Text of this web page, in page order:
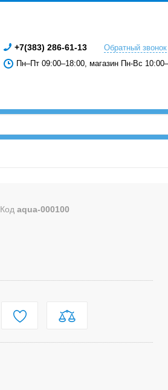
+7(383) 286-61-13
Обратный звонок
Пн–Пт 09:00–18:00, магазин Пн-Вс
Код aqua-000100